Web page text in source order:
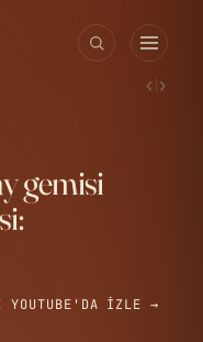
‹ ›
gemisi
YOUTUBE'DA IZLE →